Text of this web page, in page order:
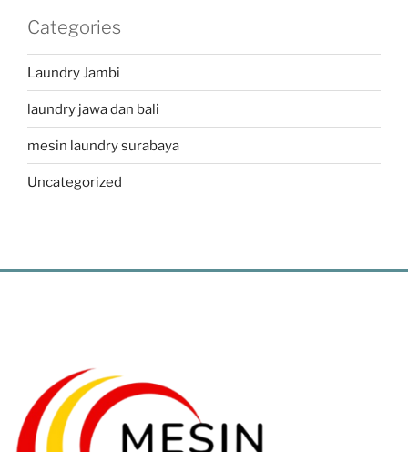
Categories
Laundry Jambi
laundry jawa dan bali
mesin laundry surabaya
Uncategorized